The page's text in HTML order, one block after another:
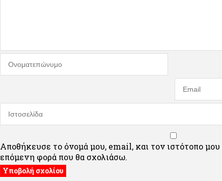
Αποθήκευσε το όνομά μου, email, και τον ιστότοπο
επόμενη φορά που θα σχολιάσω.